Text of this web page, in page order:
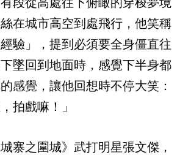
在城市高空到處飛行，他笑稱
驗」，提到必須要全身僵直往
墜回到地面時，感覺下半身都
感覺，讓他回想時不停大笑：
拍戲嘛！」
寨之圍城》武打明星張文傑，